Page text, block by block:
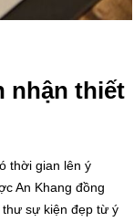
nhận thiết
thời gian lên ý
An Khang đồng
sự kiện đẹp từ ý